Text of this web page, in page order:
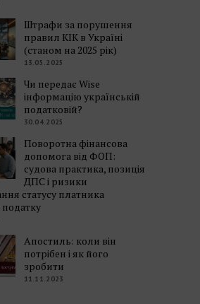
Штрафи за порушення
правил КІК в Україні
(станом на 2025 рік)
13.05.2025
Чи передає Wise
інформацію українській
податковій?
30.04.2025
Поворотна фінансова
допомога від ФОП:
судова практика, позиція
ДПС і ризики
статусу платника
Апостиль: коли він
потрібен і як його
зробити
11.11.2023